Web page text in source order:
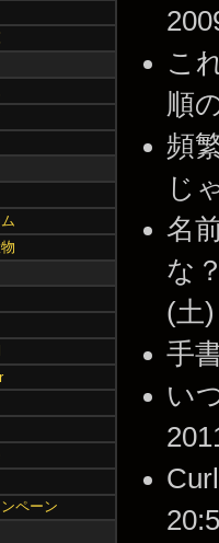
こ
順
頻
じ
名
な
(土
手
い
ペーン